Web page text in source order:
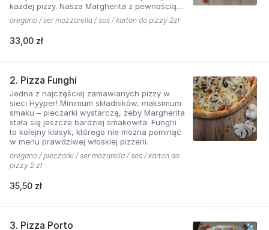
każdej pizzy. Nasza Margherita z pewnością
nie ma sobie równych w okolicy!
oregano / ser mozzarella / sos / karton do pizzy 2zł
33,00 zł
2. Pizza Funghi
Jedna z najczęściej zamawianych pizzy w
sieci Hyyper! Minimum składników, maksimum
smaku – pieczarki wystarczą, żeby Margherita
stała się jeszcze bardziej smakowita. Funghi
to kolejny klasyk, którego nie można pominąć
w menu prawdziwej włoskiej pizzerii.
oregano / pieczarki / ser mozarella / sos / karton do
pizzy 2 zł
35,50 zł
3. Pizza Porto